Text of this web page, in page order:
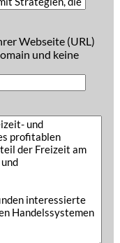
Webseite (URL)
und keine